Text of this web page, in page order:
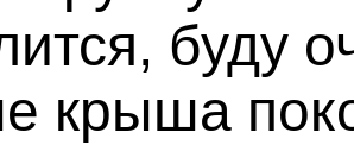
буду
крыша